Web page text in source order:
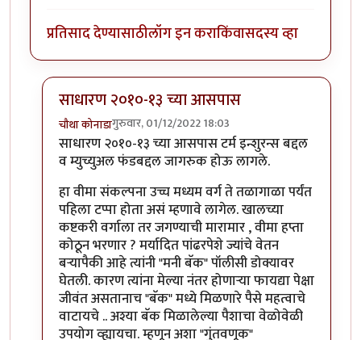
प्रतिसाद देण्यासाठीलॉग इन कराकिंवासदस्य व्हा
साधारण २०१०-१३ च्या आसपास
चौथा कोनाडागुरुवार, 01/12/2022 18:03
In reply toसहमतbyश्वेता२४
साधारण २०१०-१३ च्या आसपास टर्म इन्शुरन्स बद्दल
व म्युच्युअल फंडबद्दल जागरुक होऊ लागले.
हा वीमा संकल्पना उच्च मध्यम वर्ग ते तळागाळा पर्यंत
पहिला टप्पा होता असं म्हणावे लागेल. खालच्या
कष्टकरी वर्गाला तर जगण्याची मारामार , वीमा हप्ता
कोठून भरणार ? मर्यादित पांढरपेशे ज्यांचे वेतन
बर्‍यापैकी आहे त्यांनी "मनी बॅक" पॉलीसी डोक्यावर
घेतली. कारण त्यांना मेल्या नंतर होणार्‍या फायद्या पेक्षा
जीवंत असतानाच "बॅक" मध्ये मिळणारे पैसे महत्वाचे
वाटायचे .. अश्या बॅक मिळालेल्या पैशाचा वेळोवेळी
उपयोग व्ह्यायचा. म्हणून अशा "गुंतवणूक"